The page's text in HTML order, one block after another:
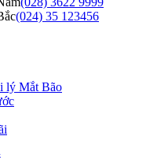
(024) 35 123456
lý Mắt Bão